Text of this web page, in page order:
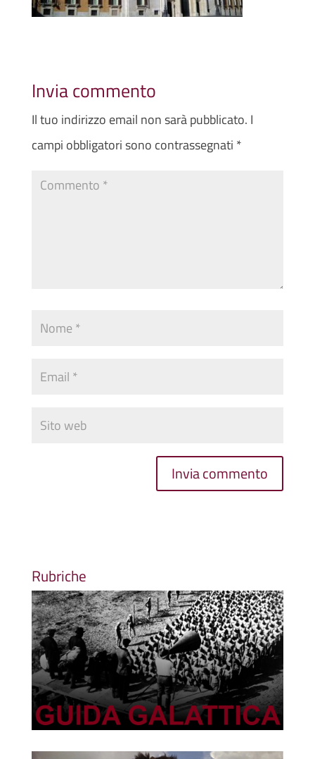
Invia commento
Il tuo indirizzo email non sarà pubblicato. I
campi obbligatori sono contrassegnati *
Rubriche